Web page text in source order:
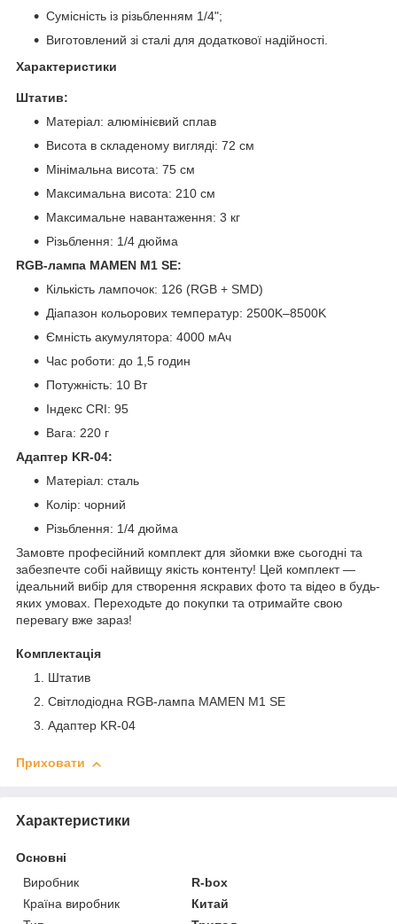
Сумісність із різьбленням 1/4";
Виготовлений зі сталі для додаткової надійності.
Характеристики
Штатив:
Матеріал: алюмінієвий сплав
Висота в складеному вигляді: 72 см
Мінімальна висота: 75 см
Максимальна висота: 210 см
Максимальне навантаження: 3 кг
Різьблення: 1/4 дюйма
RGB-лампа MAMEN M1 SE:
Кількість лампочок: 126 (RGB + SMD)
Діапазон кольорових температур: 2500K–8500K
Ємність акумулятора: 4000 мАч
Час роботи: до 1,5 годин
Потужність: 10 Вт
Індекс CRI: 95
Вага: 220 г
Адаптер KR-04:
Матеріал: сталь
Колір: чорний
Різьблення: 1/4 дюйма
Замовте професійний комплект для зйомки вже сьогодні та
забезпечте собі найвищу якість контенту! Цей комплект —
ідеальний вибір для створення яскравих фото та відео в будь-
яких умовах. Переходьте до покупки та отримайте свою
перевагу вже зараз!
Комплектація
Штатив
Світлодіодна RGB-лампа MAMEN M1 SE
Адаптер KR-04
Приховати
Характеристики
Основні
Виробник
R-box
Країна виробник
Китай